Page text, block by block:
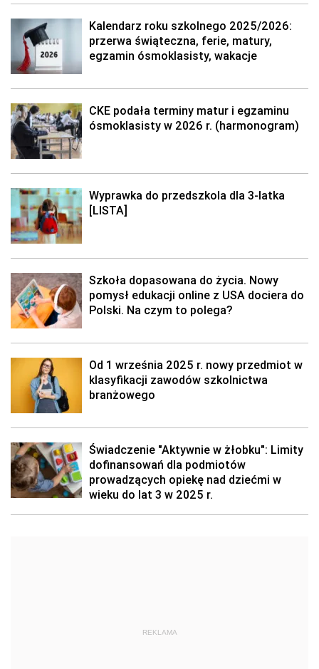
Kalendarz roku szkolnego 2025/2026:
przerwa świąteczna, ferie, matury,
egzamin ósmoklasisty, wakacje
CKE podała terminy matur i egzaminu
ósmoklasisty w 2026 r. (harmonogram)
Wyprawka do przedszkola dla 3-latka
[LISTA]
Szkoła dopasowana do życia. Nowy
pomysł edukacji online z USA dociera do
Polski. Na czym to polega?
Od 1 września 2025 r. nowy przedmiot w
klasyfikacji zawodów szkolnictwa
branżowego
Świadczenie "Aktywnie w żłobku": Limity
dofinansowań dla podmiotów
prowadzących opiekę nad dziećmi w
wieku do lat 3 w 2025 r.
REKLAMA